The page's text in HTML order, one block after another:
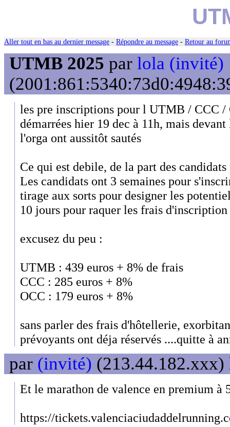
Aller tout en bas au dernier message - Répondre au message - Retour au
UTMB 2025 par lola (invité)
les pre inscriptions pour l UTMB / CCC /
démarrées hier 19 dec à 11h, mais
l'orga ont aussitôt sautés
Ce qui est debile, de la part des
Les candidats ont 3 semaines pour
tirage aux sorts pour designer les
10 jours pour raquer les frais d'inscription
excusez du peu :
UTMB : 439 euros + 8% de frais
CCC : 285 euros + 8%
OCC : 179 euros + 8%
sans parler des frais d'hôtellerie,
prévoyants ont déja réservés ....quitte à
par (invité) (213.44.182.xxx)
Et le marathon de valence en premium à
https://